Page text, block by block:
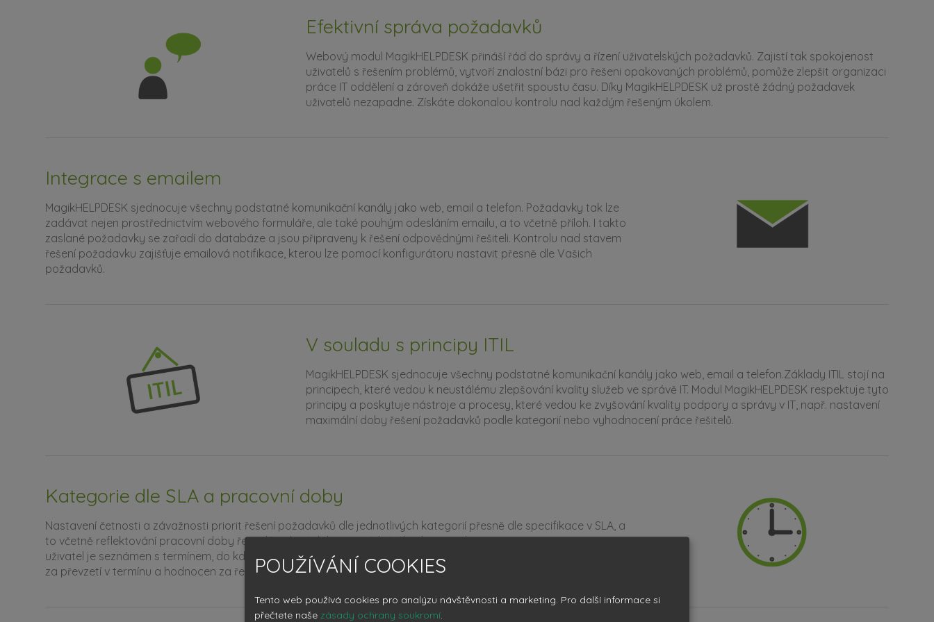
Efektivní správa požadavků
Webový modul MagikHELPDESK přináší řád do správy a řízení uživatelských požadavků. Zajistí tak spokojenost
uživatelů s řešením problémů, vytvoří znalostní bázi pro řešeni opakovaných problémů, pomůže zlepšit organizaci
práce IT oddělení a zároveň dokáže ušetřit spoustu času. Díky MagikHELPDESK už prostě žádný požadavek
uživatelů nezapadne. Získáte dokonalou kontrolu nad každým řešeným úkolem.
Integrace s emailem
MagikHELPDESK sjednocuje všechny podstatné komunikační kanály jako web, email a telefon. Požadavky tak lze
zadávat nejen prostřednictvím webového formuláře, ale také pouhým odesláním emailu, a to včetně příloh. I takto
zaslané požadavky se zařadí do databáze a jsou připraveny k řešení odpovědnými řešiteli. Kontrolu nad stavem
řešení požadavku zajišťuje emailová notifikace, kterou lze pomocí konfigurátoru nastavit přesně dle Vašich
požadavků.
V souladu s principy ITIL
MagikHELPDESK sjednocuje všechny podstatné komunikační kanály jako web, email a telefon.Základy ITIL stojí na
principech, které vedou k neustálému zlepšování kvality služeb ve správě IT. Modul MagikHELPDESK respektuje tyto
principy a poskytuje nástroje a procesy, které vedou ke zvyšování kvality podpory a správy v IT, např. nastavení
maximální doby řešení požadavků podle kategorií nebo vyhodnocení práce řešitelů.
Kategorie dle SLA a pracovní doby
Nastavení četnosti a závažnosti priorit řešení požadavků dle jednotlivých kategorií přesně dle specifikace v SLA, a
to včetně reflektování pracovní doby řešitelů v daných kategoriích. Výhodou je jednoznačná tranpsarentnost,
uživatel je seznámen s termínem, do kdy bude jeho požadavek vyřešen dle SLA a zároveň řešitel je zodpovědný
za převzetí v termínu a hodnocen za řešení požadavků pouze v kontextu jeho pracovní doby.
POUŽÍVÁNÍ COOKIES
Tento web používá cookies pro analýzu návštěvnosti a marketing. Pro další informace si
přečtete naše zásady ochrany soukromí.